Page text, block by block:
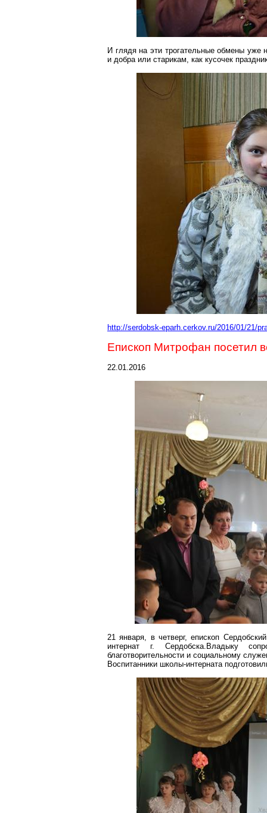
И глядя на эти трогательные обмены уже
и добра или старикам, как кусочек
http://serdobsk-eparh.cerkov.ru/2016/01/21/
Епископ Митрофан посетил
22.01.2016
21 января, в четверг, епископ Сердобский
интернат г. Сердобска.Владыку
благотворительности и социальному
Воспитанники школы-интерната